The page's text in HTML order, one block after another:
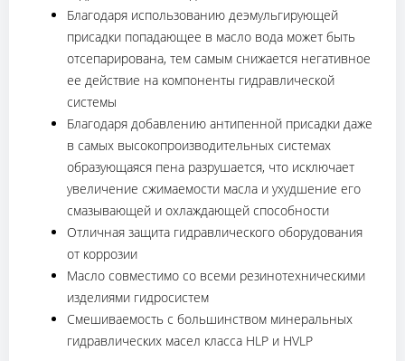
Благодаря использованию деэмульгирующей
присадки попадающее в масло вода может быть
отсепарирована, тем самым снижается негативное
ее действие на компоненты гидравлической
системы
Благодаря добавлению антипенной присадки даже
в самых высокопроизводительных системах
образующаяся пена разрушается, что исключает
увеличение сжимаемости масла и ухудшение его
смазывающей и охлаждающей способности
Отличная защита гидравлического оборудования
от коррозии
Масло совместимо со всеми резинотехническими
изделиями гидросистем
Смешиваемость с большинством минеральных
гидравлических масел класса HLP и HVLP